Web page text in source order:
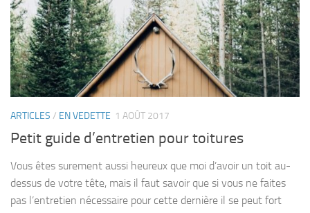
ARTICLES / EN VEDETTE 1 AOÛT 2017
Petit guide d’entretien pour toitures
Vous êtes surement aussi heureux que moi d’avoir un toit au-
dessus de votre tête, mais il faut savoir que si vous ne faites
pas l’entretien nécessaire pour cette dernière il se peut fort